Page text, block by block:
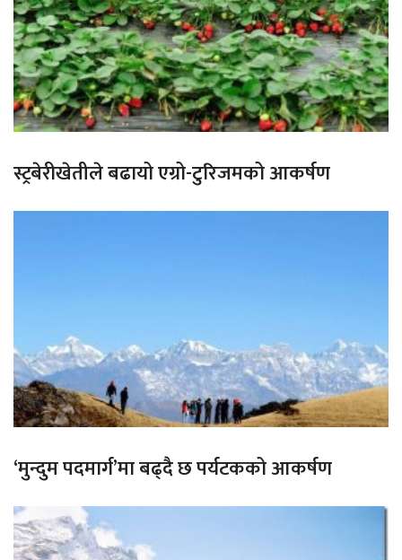
स्ट्रबेरीखेतीले बढायो एग्रो-टुरिजमको आकर्षण
‘मुन्दुम पदमार्ग’मा बढ्दै छ पर्यटकको आकर्षण